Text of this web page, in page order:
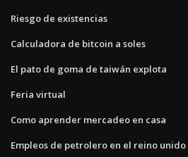
Riesgo de existencias
Calculadora de bitcoin a soles
El pato de goma de taiwán explota
Feria virtual
Como aprender mercadeo en casa
Empleos de petrolero en el reino unido